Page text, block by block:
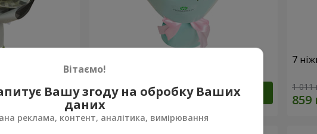
народження
Замовити 1 666 грн Замовити
7
1 011
Вітаємо!
Вашу згоду на обробку Ваших
даних
реклама, контент, аналітика, вимірювання